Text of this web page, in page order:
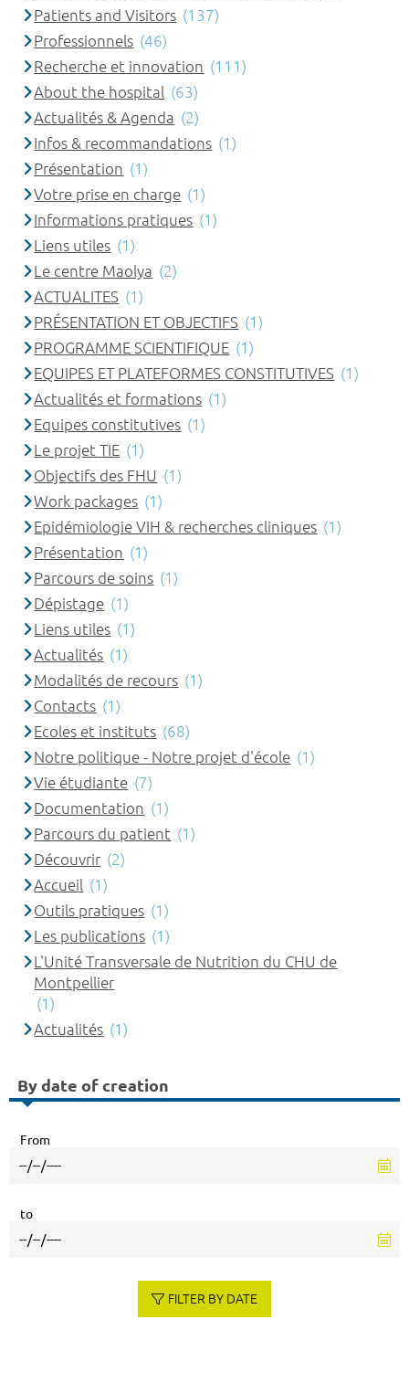
Patients and Visitors (137)
Professionnels (46)
Recherche et innovation (111)
About the hospital (63)
Actualités & Agenda (2)
Infos & recommandations (1)
Présentation (1)
Votre prise en charge (1)
Informations pratiques (1)
Liens utiles (1)
Le centre Maolya (2)
ACTUALITES (1)
PRÉSENTATION ET OBJECTIFS (1)
PROGRAMME SCIENTIFIQUE (1)
EQUIPES ET PLATEFORMES CONSTITUTIVES (1)
Actualités et formations (1)
Equipes constitutives (1)
Le projet TIE (1)
Objectifs des FHU (1)
Work packages (1)
Epidémiologie VIH & recherches cliniques (1)
Présentation (1)
Parcours de soins (1)
Dépistage (1)
Liens utiles (1)
Actualités (1)
Modalités de recours (1)
Contacts (1)
Ecoles et instituts (68)
Notre politique - Notre projet d'école (1)
Vie étudiante (7)
Documentation (1)
Parcours du patient (1)
Découvrir (2)
Accueil (1)
Outils pratiques (1)
Les publications (1)
L'Unité Transversale de Nutrition du CHU de
Montpellier
(1)
Actualités (1)
By date of creation
From
to
FILTER BY DATE